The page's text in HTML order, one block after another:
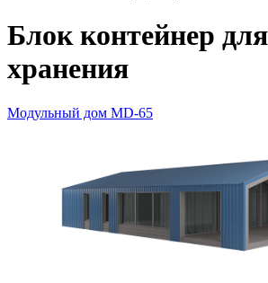
Блок контейнер для
хранения
Модульный дом MD-65